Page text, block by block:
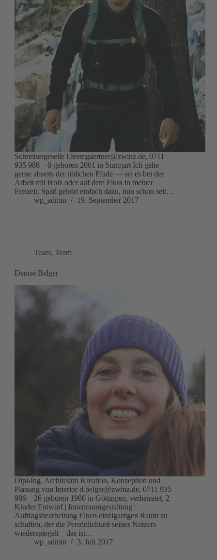
Schreinergeselle l.bremgaertner@zwinz.de, 0711
935 986 – 0 geboren 2001 in Stuttgart Ich gehe
gerne abseits der üblichen Pfade — sei es bei der
Arbeit mit Holz oder auf dem Fluss in meiner
Freizeit. Spaß gehört einfach dazu, nun schon seit…
wp_admin
19. September 2017
Team, Team
Denise Belger
Dipl-Ing. Architektin Kreation, Konzeption und
Planung von Interior d.belger@zwinz.de, 0711 935
986 – 26 geboren 1980 in Göttingen, verheiratet, 2
Kinder Entwurf | Innenraumgestaltung |
Auftragsbearbeitung Einen einzigartigen Raum zu
schaffen, der die Persönlichkeit seines Nutzers
wiederspiegelt – das ist…
wp_admin
3. Juli 2017